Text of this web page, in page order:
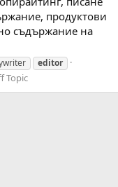
продуктови
съдържание на
editor
Topic